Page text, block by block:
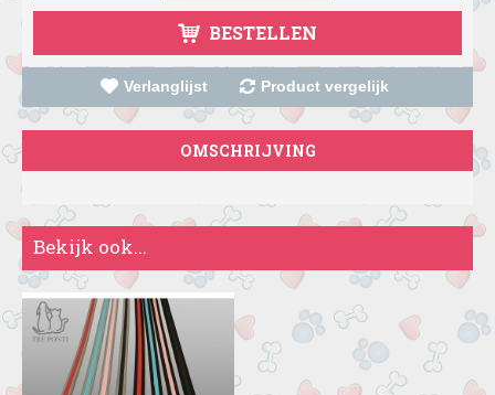
BESTELLEN
Verlanglijst Product vergelijk
OMSCHRIJVING
Bekijk ook...